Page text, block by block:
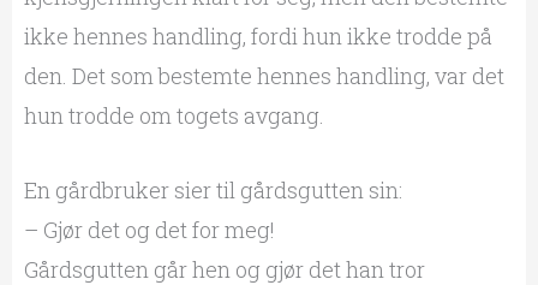
ikke hennes handling, fordi hun ikke trodde på
den. Det som bestemte hennes handling, var det
hun trodde om togets avgang.
En gårdbruker sier til gårdsgutten sin:
– Gjør det og det for meg!
Gårdsgutten går hen og gjør det han tror